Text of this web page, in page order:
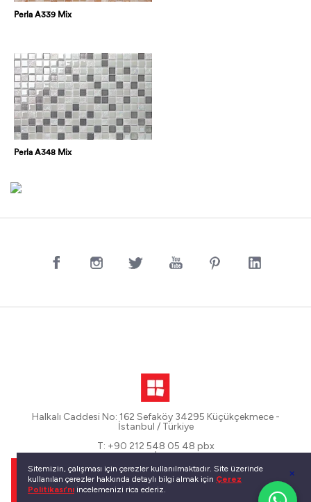
Perla A339 Mix
Perla A348 Mix
Halkalı Caddesi No: 162 Sefaköy 34295 Küçükçekmece -
İstanbul / Türkiye
T: +90 212 548 05 48 pbx
|
F: +90 212 698 25 73
|
E: info@betsan.com
Sitemizin, çalışması için çerezler kullanılmaktadır. Site üzerinde
kullanılan çerezler hakkında detaylı bilgi almak için Çerez
Politikası’nı incelemenizi rica ederiz.